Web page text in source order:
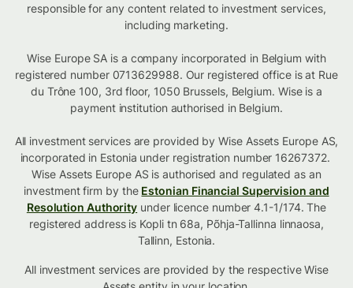
responsible for any content related to investment services,
including marketing.
Wise Europe SA is a company incorporated in Belgium with
registered number 0713629988. Our registered office is at Rue
du Trône 100, 3rd floor, 1050 Brussels, Belgium. Wise is a
payment institution authorised in Belgium.
All investment services are provided by Wise Assets Europe AS,
incorporated in Estonia under registration number 16267372.
Wise Assets Europe AS is authorised and regulated as an
investment firm by the Estonian Financial Supervision and
Resolution Authority under licence number 4.1-1/174. The
registered address is Kopli tn 68a, Põhja-Tallinna linnaosa,
Tallinn, Estonia.
All investment services are provided by the respective Wise